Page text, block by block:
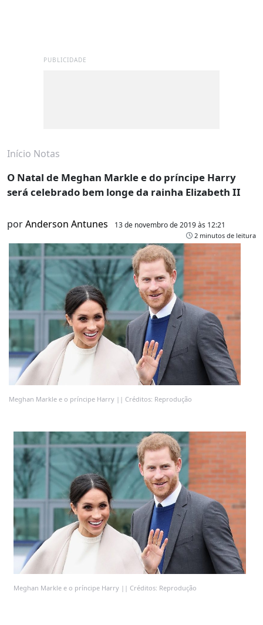
PUBLICIDADE
Início Notas
O Natal de Meghan Markle e do príncipe Harry
será celebrado bem longe da rainha Elizabeth II
porAnderson Antunes 13 de novembro de 2019 às 12:21
2 minutos de leitura
Meghan Markle e o príncipe Harry || Créditos: Reprodução
Meghan Markle e o príncipe Harry || Créditos: Reprodução